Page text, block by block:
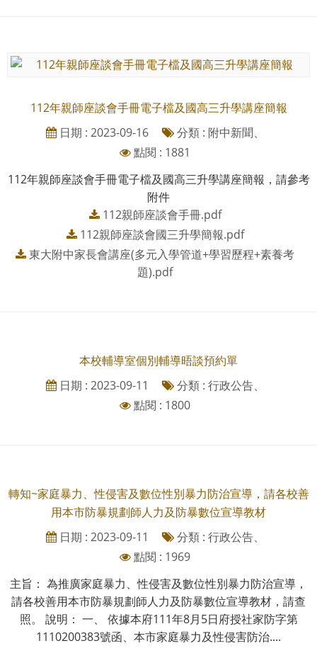
112年親師座談會手冊電子檔及國高三升學講座簡報
日期 : 2023-09-16
分類 : 附中新聞、
點閱 : 1881
112年親師座談會手冊電子檔及國高三升學講座簡報，請參考
附件
112親師座談會手冊.pdf
112親師座談會國三升學簡報.pdf
東大附中家長會講座(多元入學管道+學習歷程+素養考
題).pdf
本校輔導室個別輔導晤談預約單
日期 : 2023-09-11
分類 : 行政公告、
點閱 : 1800
轉知~家庭暴力、性侵害及數位性別暴力防治宣導，請各校善
用本市防暴規劃師人力及防暴數位宣導教材
日期 : 2023-09-11
分類 : 行政公告、
點閱 : 1969
主旨： 為推廣家庭暴力、性侵害及數位性別暴力防治宣導，
請各校善用本市防暴規劃師人力及防暴數位宣導教材，請查
照。 說明： 一、 依據本府111年8月5日府授社家防字第
1110200383號函、本市家庭暴力及性侵害防治....